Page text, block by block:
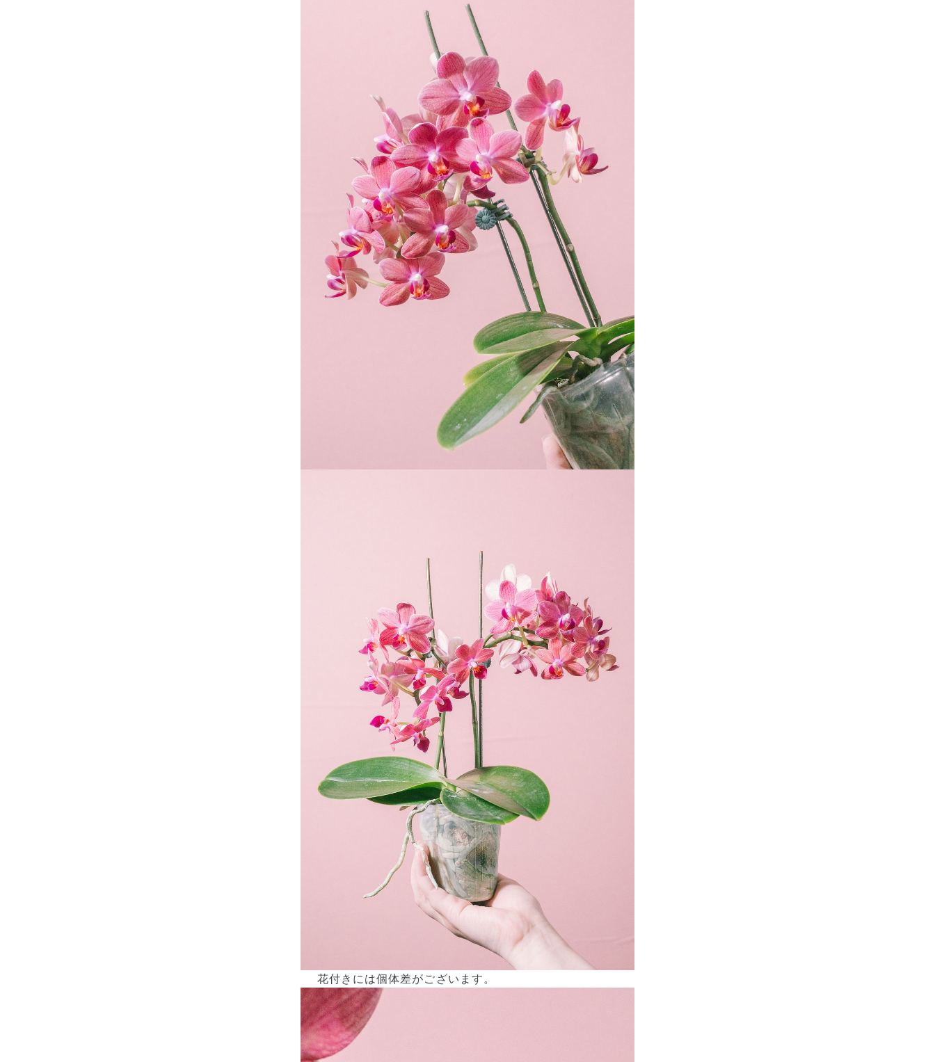
Q. 毎月自動でお花が届くサービスですか？
いいえ、毎月自動でお届けするサービスではありません。好きな時
に好きな花をご注文いただけます。
Q. 配送できないエリアはありますか？
ただいま沖縄・離島エリアへの配送には対応しておりません。ご了
Q. 配送日時は指定できますか？
お花をベストなタイミングで発送しているため、お届け日の指定は
できません。受け取り時間帯は、発送後にクロネコヤマトのアプリ
から変更可能です。
Q. 注文後にキャンセルできますか？
ご注文後一定時間内であればキャンセル可能です。
花付きには個体差がございます。